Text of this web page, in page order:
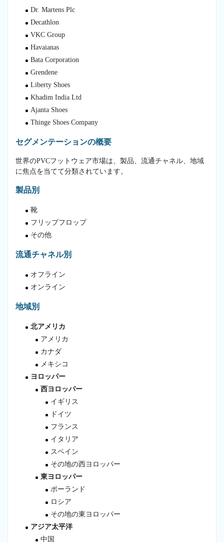
Dr. Martens Plc
Decathlon
VKC Group
Havaianas
Bata Corporation
Grendene
Liberty Shoes
Khadim India Ltd
Ajanta Shoes
Thinge Shoes Company
セグメンテーションの概要
世界のPVCフットウェア市場は、製品、流通チャネル、地域
に焦点を当てて分類されています。
製品別
靴
フリップフロップ
その他
流通チャネル別
オフライン
オンライン
地域別
北アメリカ
アメリカ
カナダ
メキシコ
ヨロッパー
西ヨロッパー
イギリス
ドイツ
フランス
イタリア
スペイン
その地の西ヨロッパー
東ヨロッパー
ポーランド
ロシア
その地の東ヨロッパー
アジア太平洋
中国